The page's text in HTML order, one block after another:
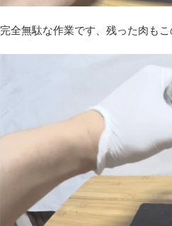
完全無駄な作業です、残った肉も